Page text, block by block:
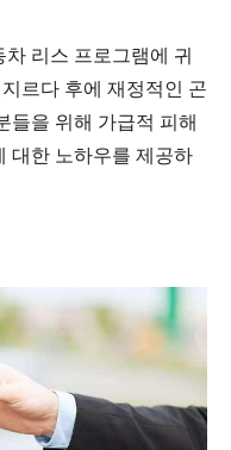
리스 프로그램에 귀
르다 후에 재정적인 곤
들을 위해 가급적 피해
대한 노하우를 제공하